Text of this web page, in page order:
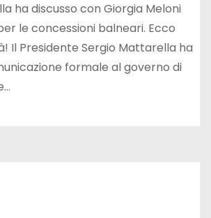
ha discusso con Giorgia Meloni
le concessioni balneari. Ecco
Il Presidente Sergio Mattarella ha
formale al governo di